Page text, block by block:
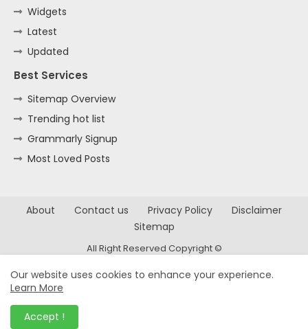
Widgets
Latest
Updated
Best Services
Sitemap Overview
Trending hot list
Grammarly Signup
Most Loved Posts
About Contact us Privacy Policy
Disclaimer
Sitemap
All Right Reserved Copyright ©
Our website uses cookies to enhance your experience.
Learn More
Accept !